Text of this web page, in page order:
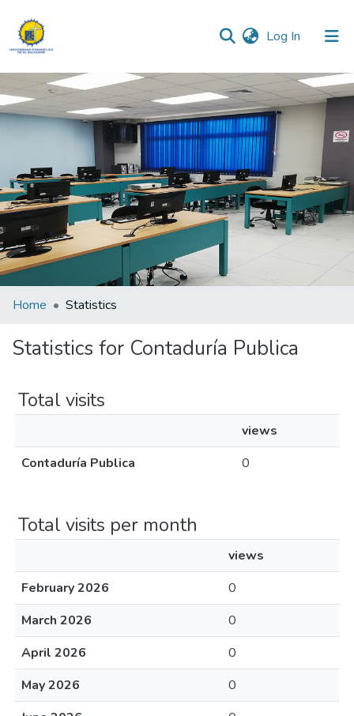
Log In (current)
Communities & Collections
All of DSpace
Home Statistics
Statistics for Contaduría Publica
Total visits
views
Contaduría Publica
0
Total visits per month
views
February 2026
0
March 2026
0
April 2026
0
May 2026
0